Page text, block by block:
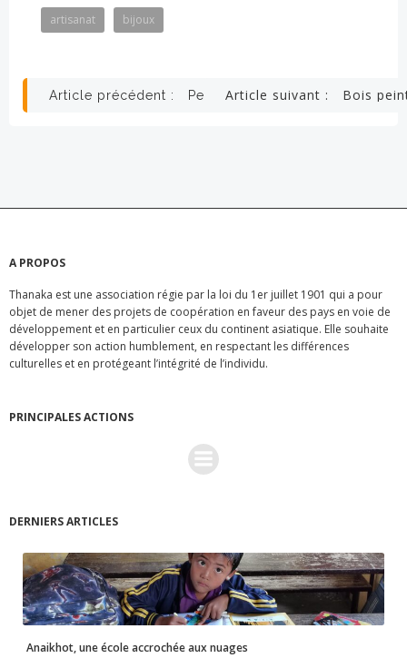
artisanat bijoux
Navigation
Article précédent : Pendentifs
Navigation
Article suivant : Bois
A PROPOS
Thanaka est une association régie par la loi du 1er juillet 1901 qui a pour
objet de mener des projets de coopération en faveur des pays en voie de
développement et en particulier ceux du continent asiatique. Elle souhaite
développer son action humblement, en respectant les différences
culturelles et en protégeant l’intégrité de l’individu.
PRINCIPALES ACTIONS
DERNIERS ARTICLES
Anaikhot, une école accrochée aux nuages